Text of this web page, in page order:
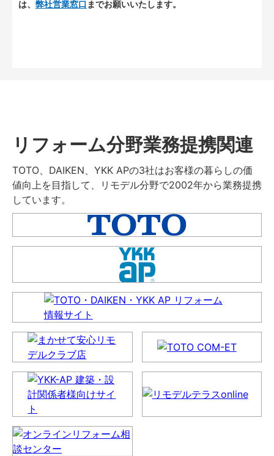
は、 弊社営業窓口 までお願いいたします。
リフォーム分野業務提携関連
TOTO、DAIKEN、YKK APの3社はお客様の暮らしの価
値向上を目指して、リモデル分野で2002年から業務提携
しています。